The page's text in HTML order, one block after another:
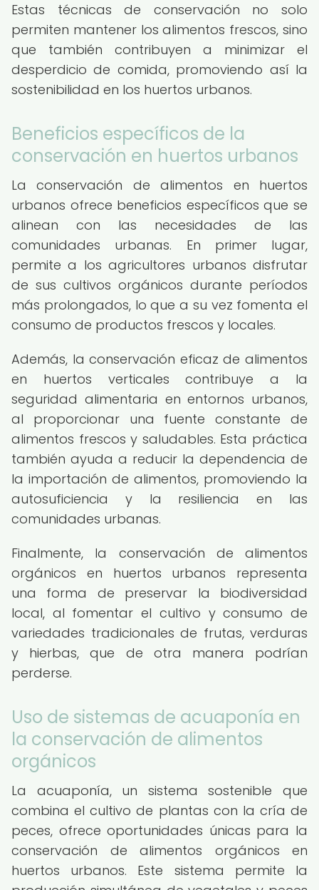
Estas técnicas de conservación no solo
permiten mantener los alimentos frescos, sino
que también contribuyen a minimizar el
desperdicio de comida, promoviendo así la
sostenibilidad en los huertos urbanos.
Beneficios específicos de la
conservación en huertos urbanos
La conservación de alimentos en huertos
urbanos ofrece beneficios específicos que se
alinean con las necesidades de las
comunidades urbanas. En primer lugar,
permite a los agricultores urbanos disfrutar
de sus cultivos orgánicos durante períodos
más prolongados, lo que a su vez fomenta el
consumo de productos frescos y locales.
Además, la conservación eficaz de alimentos
en huertos verticales contribuye a la
seguridad alimentaria en entornos urbanos,
al proporcionar una fuente constante de
alimentos frescos y saludables. Esta práctica
también ayuda a reducir la dependencia de
la importación de alimentos, promoviendo la
autosuficiencia y la resiliencia en las
comunidades urbanas.
Finalmente, la conservación de alimentos
orgánicos en huertos urbanos representa
una forma de preservar la biodiversidad
local, al fomentar el cultivo y consumo de
variedades tradicionales de frutas, verduras
y hierbas, que de otra manera podrían
perderse.
Uso de sistemas de acuaponía en
la conservación de alimentos
orgánicos
La acuaponía, un sistema sostenible que
combina el cultivo de plantas con la cría de
peces, ofrece oportunidades únicas para la
conservación de alimentos orgánicos en
huertos urbanos. Este sistema permite la